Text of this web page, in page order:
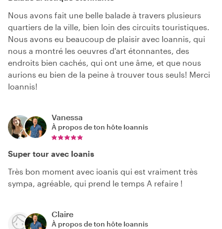
Nous avons fait une belle balade à travers plusieurs
quartiers de la ville, bien loin des circuits touristiques.
Nous avons eu beaucoup de plaisir avec Ioannis, qui
nous a montré les oeuvres d'art étonnantes, des
endroits bien cachés, qui ont une âme, et que nous
aurions eu bien de la peine à trouver tous seuls! Merci
Ioannis!
Vanessa
À propos de ton hôte Ioannis
Super tour avec Ioanis
Très bon moment avec ioanis qui est vraiment très
sympa, agréable, qui prend le temps A refaire !
Claire
À propos de ton hôte Ioannis